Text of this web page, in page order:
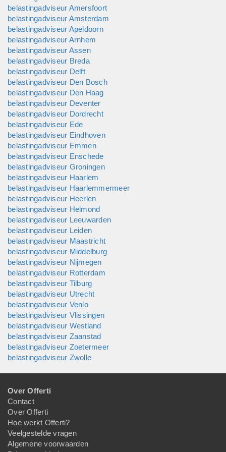
verbanden, sluit ik zakelijke belangen aan op uw privé
belangen, loopt u niet te veel risico en bespaart u kosten do...
belastingadviseur Amersfoort
belastingadviseur Amsterdam
belastingadviseur Apeldoorn
belastingadviseur Arnhem
belastingadviseur Assen
belastingadviseur Breda
belastingadviseur Delft
belastingadviseur Den Bosch
belastingadviseur Den Haag
belastingadviseur Deventer
belastingadviseur Dordrecht
belastingadviseur Ede
belastingadviseur Eindhoven
belastingadviseur Emmen
belastingadviseur Enschede
belastingadviseur Groningen
belastingadviseur Haarlem
belastingadviseur Haarlemmermeer
belastingadviseur Heerlen
belastingadviseur Helmond
belastingadviseur Leeuwarden
belastingadviseur Leiden
belastingadviseur Maastricht
belastingadviseur Middelburg
belastingadviseur Nijmegen
belastingadviseur Rotterdam
belastingadviseur Tilburg
belastingadviseur Utrecht
belastingadviseur Venlo
belastingadviseur Vlissingen
belastingadviseur Westland
belastingadviseur Zaanstad
belastingadviseur Zoetermeer
belastingadviseur Zwolle
Over Offerti
Contact
Over Offerti
Hoe werkt Offerti?
Veelgestelde vragen
Algemene voorwaarden